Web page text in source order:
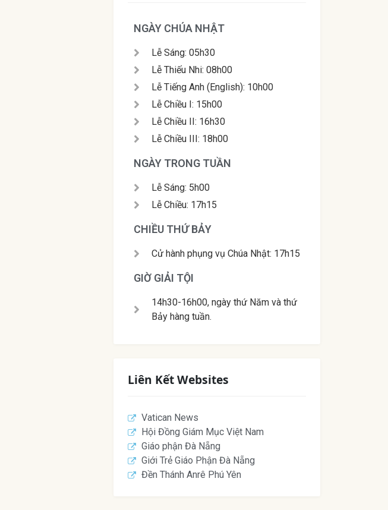
NGÀY CHÚA NHẬT
Lễ Sáng: 05h30
Lễ Thiếu Nhi: 08h00
Lễ Tiếng Anh (English): 10h00
Lễ Chiều I: 15h00
Lễ Chiều II: 16h30
Lễ Chiều III: 18h00
NGÀY TRONG TUẦN
Lễ Sáng: 5h00
Lễ Chiều: 17h15
CHIỀU THỨ BẢY
Cử hành phụng vụ Chúa Nhật: 17h15
GIỜ GIẢI TỘI
14h30-16h00, ngày thứ Năm và thứ
Bảy hàng tuần.
Liên Kết Websites
Vatican News
Hội Đồng Giám Mục Việt Nam
Giáo phận Đà Nẵng
Giới Trẻ Giáo Phận Đà Nẵng
Đền Thánh Anrê Phú Yên